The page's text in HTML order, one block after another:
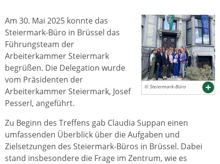
© Steiermark-Büro
Am 30. Mai 2025 konnte das
Steiermark-Büro in Brüssel das
Führungsteam der
Arbeiterkammer Steiermark
begrüßen. Die Delegation wurde
vom Präsidenten der
Arbeiterkammer Steiermark, Josef
Pesserl, angeführt.
Zu Beginn des Treffens gab Claudia Suppan einen
umfassenden Überblick über die Aufgaben und
Zielsetzungen des Steiermark-Büros in Brüssel. Dabei
stand insbesondere die Frage im Zentrum, wie es